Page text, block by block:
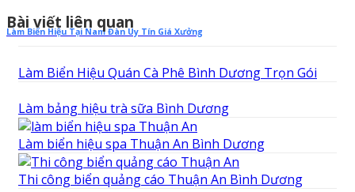
Làm Biển Hiệu Tại Nam Đàn Uy Tín Giá Xưởng
Bài viết liên quan
Làm Biển Hiệu Quán Cà Phê Bình Dương Trọn Gói
Làm bảng hiệu trà sữa Bình Dương
Làm biển hiệu spa Thuận An Bình Dương
Thi công biển quảng cáo Thuận An Bình Dương